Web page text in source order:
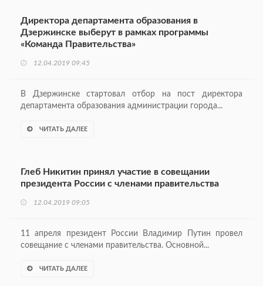
Директора департамента образования в
Дзержинске выберут в рамках программы
«Команда Правительства»
12.04.2019 09:45
В Дзержинске стартовал отбор на пост директора
департамента образования администрации города...
ЧИТАТЬ ДАЛЕЕ
Глеб Никитин принял участие в совещании
президента России с членами правительства
12.04.2019 09:05
11 апреля президент России Владимир Путин провел
совещание с членами правительства. Основной...
ЧИТАТЬ ДАЛЕЕ